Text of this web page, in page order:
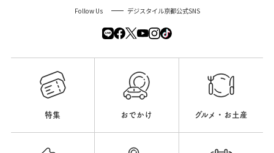
Follow Us デジスタイル京都公式SNS
特集 おでかけ グルメ・お土産